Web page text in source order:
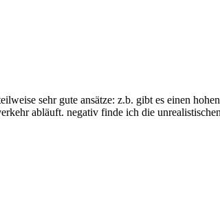
sehr gute ansätze: z.b. gibt es einen
abläuft. negativ finde ich die